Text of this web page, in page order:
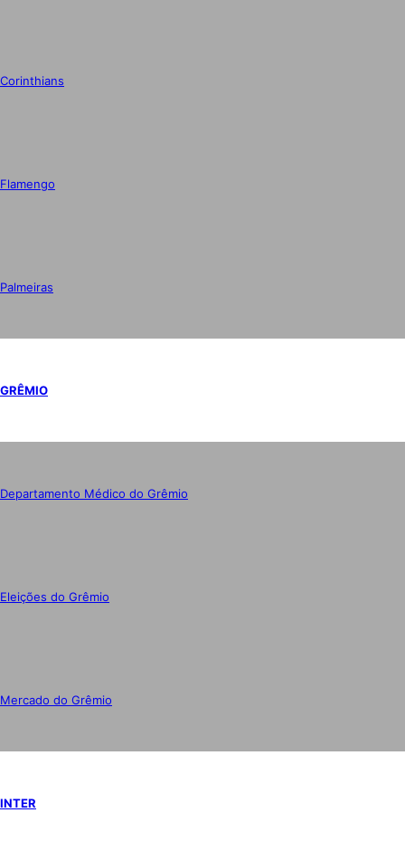
Corinthians
Flamengo
Palmeiras
GRÊMIO
Departamento Médico do Grêmio
Eleições do Grêmio
Mercado do Grêmio
INTER